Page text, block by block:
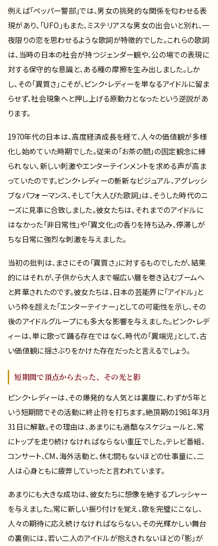
例えば「ペッパー警部」では、男女の挑発的な関係を匂わせる表
現があり、「UFO」もまた、ミステリアスな男女の出会いと別れ、一
夜限りの恋を思わせるような歌詞が特徴的でした。これらの歌詞
は、当時の日本の社会が持つジェンダー観や、公の場での表現に
対する保守的な意識と、ある種の摩擦を生み出しました。しか
し、その「異質さ」こそが、ピンク・レディーを単なるアイドルに留ま
らせず、社会現象へと押し上げる原動力となったという逆説があ
ります。
1970年代の日本は、高度経済成長を経て、人々の価値観が多様
化し始めていた時期でした。従来の「お茶の間」の固定観念に縛
られない、新しい刺激やエンターテインメントを求める声が高ま
っていたのです。ピンク・レディーの斬新なビジュアル、アグレッシ
ブなパフォーマンス、そして「大人びた歌詞」は、そうした時代のニ
ーズに見事に合致しました。彼女たちは、それまでのアイドルに
はなかった「非日常性」や「異文化」の香りを持ち込み、停滞しが
ちな日常に強烈な刺激を与えました。
当初の批判は、まさにその「異質さ」に対するものでしたが、結果
的にはそれが、子供から大人まで幅広い層を巻き込むブームへ
と昇華されたのです。彼女たちは、日本の芸能界に「アイドル」と
いう枠を超えた「エンターテイナー」としての可能性を示し、その
後のアイドルグループにも多大な影響を与えました。ピンク・レデ
ィーは、単に歌って踊る存在ではなく、時代の「異端児」として、古
い価値観に揺さぶりをかけた存在だったと言えるでしょう。
短期間で頂点から去った、その光と影
ピンク・レディーは、その爆発的な人気とは裏腹に、わずか5年と
いう短期間でその活動に終止符を打ちます。絶頂期の1981年3月
31日に解散。その理由は、あまりにも過酷なスケジュールと、常
にトップを走り続けなければならない重圧でした。テレビ番組、
コンサート、CM、海外活動と、休む間もないほどの仕事量に、二
人は心身ともに疲弊していったと言われています。
あまりにも大きな成功は、彼女たちに想像を絶するプレッシャー
を与えました。常に新しい振り付けを覚え、歌を完璧にこなし、
人々の期待に応え続けなければならない。その光輝かしい舞台
の裏側には、若い二人のアイドルが抱えきれないほどの「影」が